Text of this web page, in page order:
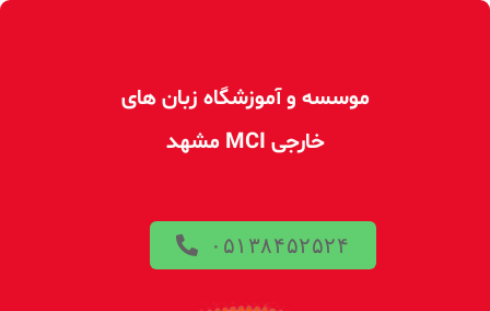
موسسه و آموزشگاه زبان های
خارجی MCI مشهد
۰۵۱۳۸۴۵۲۵۲۴